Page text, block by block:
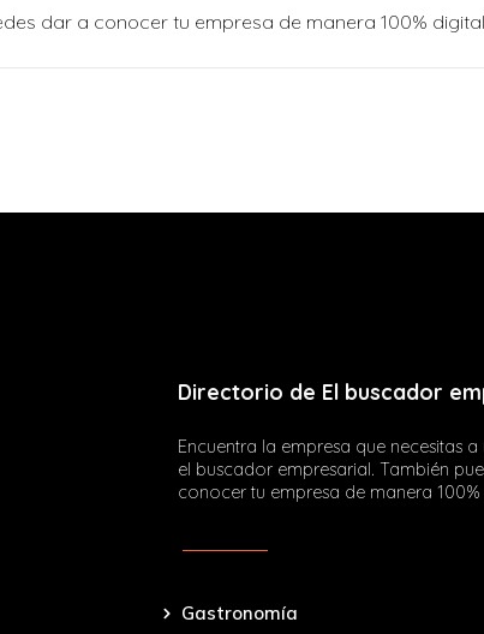
dar a conocer tu empresa de manera 100% digital
Directorio de El buscador
Encuentra la empresa que necesitas
el buscador empresarial. También
conocer tu empresa de manera
Gastronomía